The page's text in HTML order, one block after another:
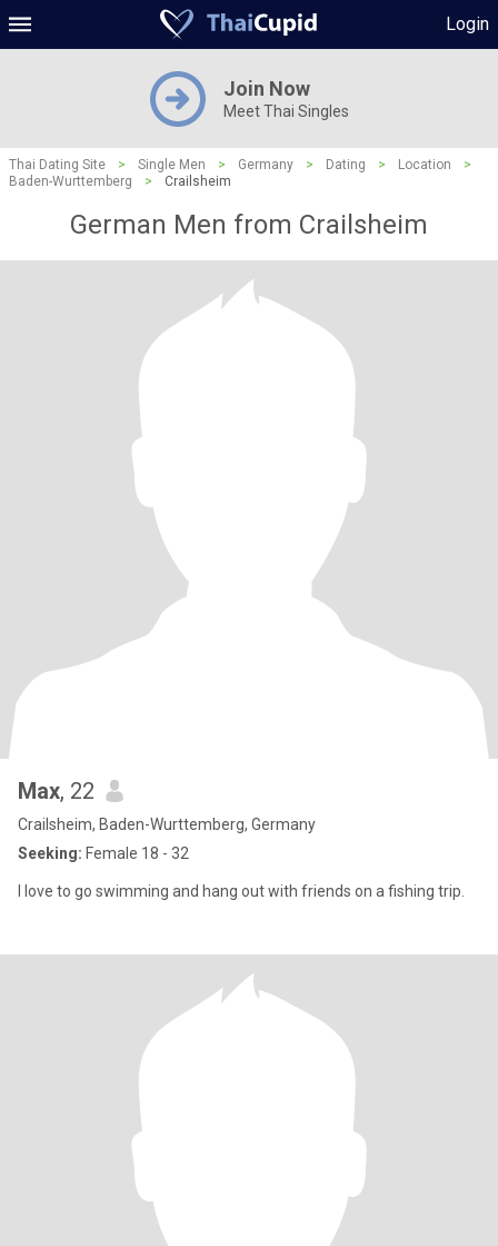
Login
Join Now
Meet Thai Singles
Thai Dating Site > Single Men > Germany > Dating > Location
>
Baden-Wurttemberg
> Crailsheim
German Men from Crailsheim
Max, 22
Crailsheim, Baden-Wurttemberg, Germany
Seeking: Female 18 - 32
I love to go swimming and hang out with friends on a fishing trip.